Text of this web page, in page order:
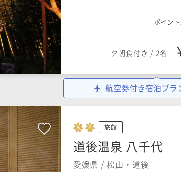
ポイン
夕朝食付き / 2名
航空券付き宿泊プラ
旅館
道後温泉 八千代
愛媛県 / 松山・道後